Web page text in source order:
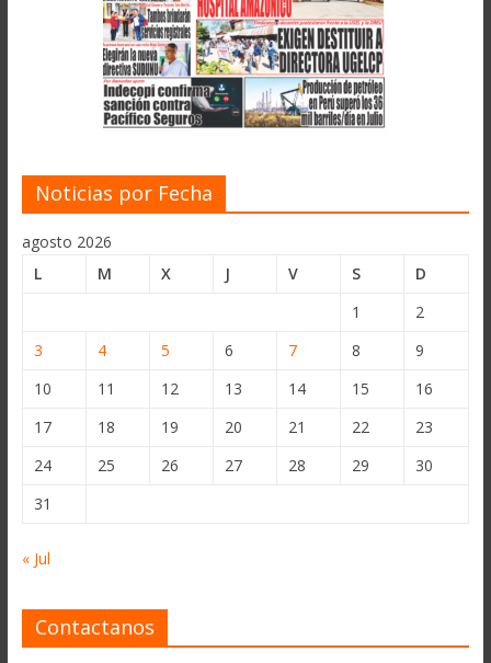
Noticias por Fecha
agosto 2026
L
M X J V S
D
1
2
3
4 5 6 7 8
9
10
11 12 13 14 15
16
17
18 19 20 21 22
23
24
25 26 27 28 29
30
31
« Jul
Contactanos